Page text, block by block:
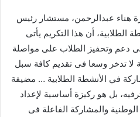
هناء عبدالرحمن، مستشار رئيس
الطلابية، أن هذا التكريم يأتى
دعم وتحفيز الطلاب على مواصلة
لا تدخر وسعا فى تقديم كافة سبل
في الأنشطة الطلابية … مضيفة
بل هو ركيزة أساسية لإعداد
والمشاركة الفاعلة فى